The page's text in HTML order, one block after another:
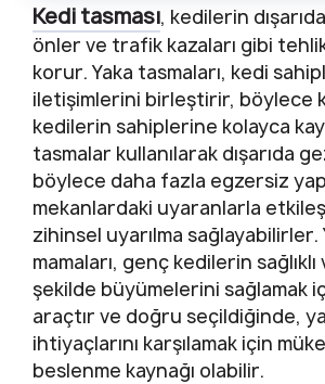
Kedi tasması, kedilerin
önler ve trafik kazaları gibi
korur. Yaka tasmaları, kedi
iletişimlerini birleştirir, böylece
kedilerin sahiplerine kolayca
tasmalar kullanılarak dışarıda
böylece daha fazla egzersiz
mekanlardaki uyaranlarla
zihinsel uyarılma sağlayabilirler.
mamaları, genç kedilerin
şekilde büyümelerini sağlamak
araçtır ve doğru seçildiğinde,
ihtiyaçlarını karşılamak için
beslenme kaynağı olabilir.